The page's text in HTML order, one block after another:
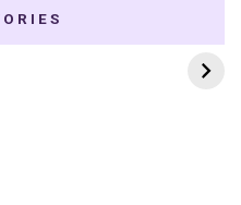
Thai Dramas com
First e Khaotung